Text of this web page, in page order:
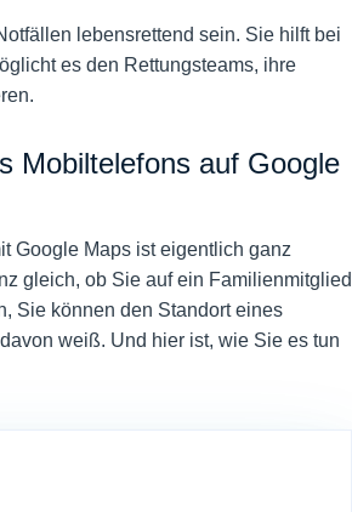
lebensrettend sein. Sie hilft bei
es den Rettungsteams, ihre
Mobiltelefons auf Google
Google Maps ist eigentlich ganz
gleich, ob Sie auf ein Familienmitglied
Sie können den Standort eines
weiß. Und hier ist, wie Sie es tun